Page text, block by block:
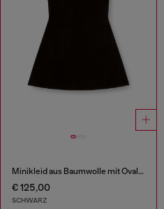
Minikleid aus Baumwolle mit Oval D Logo
€ 125,00
SCHWARZ